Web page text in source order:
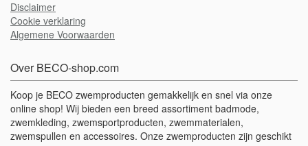
Disclaimer
Cookie verklaring
Algemene Voorwaarden
Over BECO-shop.com
Koop je BECO zwemproducten gemakkelijk en snel via onze
online shop! Wij bieden een breed assortiment badmode,
zwemkleding, zwemsportproducten, zwemmaterialen,
zwemspullen en accessoires. Onze zwemproducten zijn geschikt